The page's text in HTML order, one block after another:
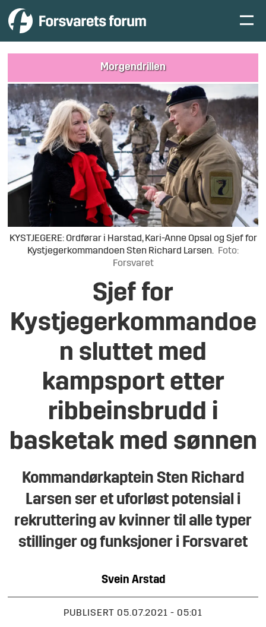
Morgendrillen
KYSTJEGERE: Ordførar i Harstad, Kari-Anne Opsal og Sjef for
Kystjegerkommandoen Sten Richard Larsen.
Foto:
Forsvaret
Sjef for
Kystjegerkommandoe
n sluttet med
kampsport etter
ribbeinsbrudd i
basketak med sønnen
Kommandørkaptein Sten Richard
Larsen ser et uforløst potensial i
rekruttering av kvinner til alle typer
stillinger og funksjoner i Forsvaret
Svein Arstad
PUBLISERT 05.07.2021 - 05:01